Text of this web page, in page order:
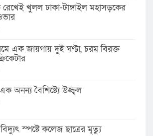
খুলল ঢাকা-টাঙ্গাইল মহাসড়কের
এক জায়গায় দুই ঘণ্টা, চরম বিরক্ত
অনন্য বৈশিষ্ট্যে উজ্জ্বল
স্পষ্টে কলেজ ছাত্রের মৃত্যু